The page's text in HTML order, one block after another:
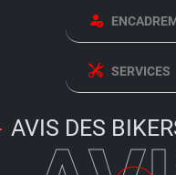
SERVICES
AVIS DES